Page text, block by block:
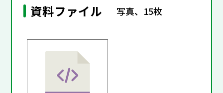
資料ファイル 写真、15枚